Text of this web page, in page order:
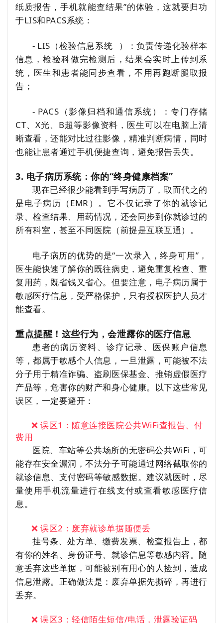
纸质报告，手机就能查结果”的体验，这就要归功
于LIS和PACS系统：
- LIS（检验信息系统
）：负责传递化验样本
信息，检验科做完检测后，结果会实时上传到系
统，医生和患者能同步查看，不用再跑断腿取报
告；
- PACS（影像归档和通信系统）：专门存储
CT、X光、B超等影像资料，医生可以在电脑上清
晰查看，还能对比过往影像，精准判断病情，同时
也能让患者通过手机便捷查询，避免报告丢失。
3. 电子病历系统：你的“终身健康档案”
现在已经很少能看到手写病历了，取而代之的
是电子病历（EMR）。它不仅记录了你的就诊记
录、检查结果、用药情况，还会同步到你就诊过的
所有科室，甚至不同医院（前提是互联互通）。
电子病历的优势的是“一次录入，终身可用”，
医生能快速了解你的既往病史，避免重复检查、重
复用药，既省钱又省心。但要注意，电子病历属于
敏感医疗信息，受严格保护，只有授权医护人员才
能查看。
重点提醒！这些行为，会泄露你的医疗信息
患者的病历资料、诊疗记录、医保账户信息
等，都属于敏感个人信息，一旦泄露，可能被不法
分子用于精准诈骗、盗刷医保基金、推销虚假医疗
产品等，危害你的财产和身心健康。以下这些常见
误区，一定要避开：
❌ 误区1：随意连接医院公共WiFi查报告、付
费用
医院、车站等公共场所的无密码公共WiFi，可
能存在安全漏洞，不法分子可能通过网络截取你的
就诊信息、支付密码等敏感数据。建议就医时，尽
量使用手机流量进行在线支付或查看敏感医疗信
息。
❌ 误区2：废弃就诊单据随便丢
挂号条、处方单、缴费发票、检查报告上，都
有你的姓名、身份证号、就诊信息等敏感内容。随
意丢弃这些单据，可能被别有用心的人捡到，造成
信息泄露。正确做法是：废弃单据先撕碎，再进行
丢弃。
❌ 误区3：轻信陌生短信/电话，泄露验证码